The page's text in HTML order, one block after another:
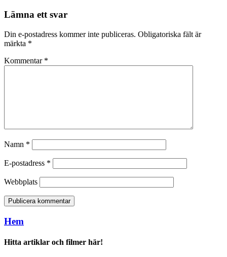
Lämna ett svar
Din e-postadress kommer inte publiceras. Obligatoriska fält är
märkta *
Kommentar *
Namn *
E-postadress *
Webbplats
Hem
Hitta artiklar och filmer här!